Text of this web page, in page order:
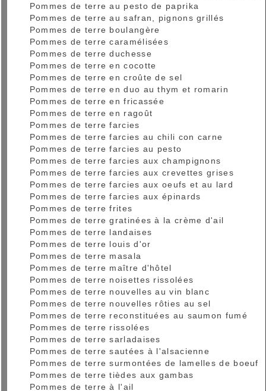
Pommes de terre au pesto de paprika
Pommes de terre au safran, pignons grillés
Pommes de terre boulangère
Pommes de terre caramélisées
Pommes de terre duchesse
Pommes de terre en cocotte
Pommes de terre en croûte de sel
Pommes de terre en duo au thym et romarin
Pommes de terre en fricassée
Pommes de terre en ragoût
Pommes de terre farcies
Pommes de terre farcies au chili con carne
Pommes de terre farcies au pesto
Pommes de terre farcies aux champignons
Pommes de terre farcies aux crevettes grises
Pommes de terre farcies aux oeufs et au lard
Pommes de terre farcies aux épinards
Pommes de terre frites
Pommes de terre gratinées à la crème d'ail
Pommes de terre landaises
Pommes de terre louis d'or
Pommes de terre masala
Pommes de terre maître d'hôtel
Pommes de terre noisettes rissolées
Pommes de terre nouvelles au vin blanc
Pommes de terre nouvelles rôties au sel
Pommes de terre reconstituées au saumon fumé
Pommes de terre rissolées
Pommes de terre sarladaises
Pommes de terre sautées à l'alsacienne
Pommes de terre surmontées de lamelles de boeuf
Pommes de terre tièdes aux gambas
Pommes de terre à l'ail